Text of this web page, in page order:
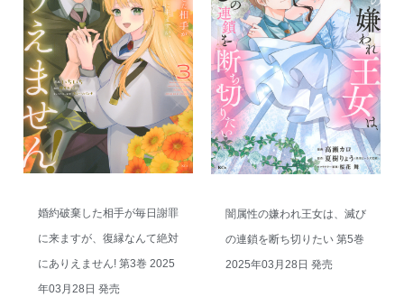
婚約破棄した相手が毎日謝罪
に来ますが、復縁なんて絶対
にありえません! 第3巻 2025
年03月28日 発売
闇属性の嫌われ王女は、滅び
の連鎖を断ち切りたい 第5巻
2025年03月28日 発売